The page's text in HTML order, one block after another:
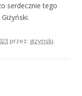
serdecznie tego
przez: gizynski.